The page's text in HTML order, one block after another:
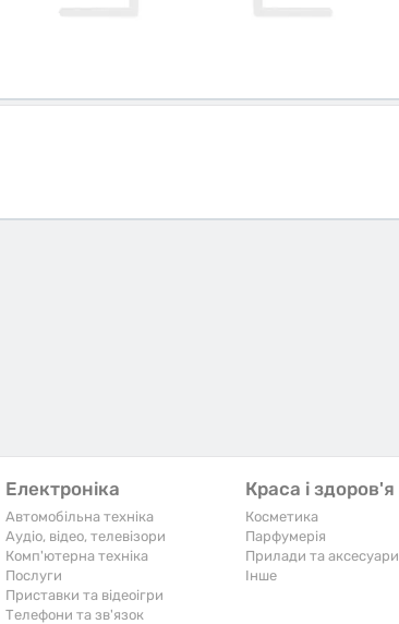
Електроніка
Автомобільна техніка
Аудіо, відео, телевізори
Комп'ютерна техніка
Послуги
Приставки та відеоігри
Телефони та зв'язок
Краса і здоров'я
Косметика
Парфумерія
Прилади та аксесуари
Iнше